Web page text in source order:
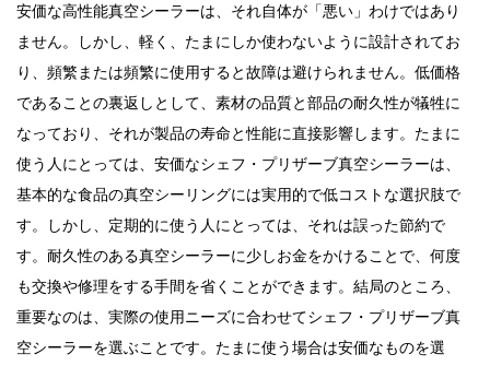
安価な高性能真空シーラーは、それ自体が 「 悪い 」 わけではあり
ません。しかし、軽く、たまにしか使わないように設計されてお
り、頻繁または頻繁に使用すると故障は避けられません。低価格
であることの裏返しとして、素材の品質と部品の耐久性が犠牲に
なっており、それが製品の寿命と性能に直接影響します。たまに
使う人にとっては、安価なシェフ・プリザーブ真空シーラーは、
基本的な食品の真空シーリングには実用的で低コストな選択肢で
す。しかし、定期的に使う人にとっては、それは誤っ た節約で
す。 耐久性のある真空シーラーに少しお金をかけることで、何度
も交換や修理をする手間を省くことができます。結局のところ、
重要なのは、実際の使用ニーズに合わせてシェフ・プリザーブ真
空シーラーを選ぶことです。たまに使う場合は安価なものを選